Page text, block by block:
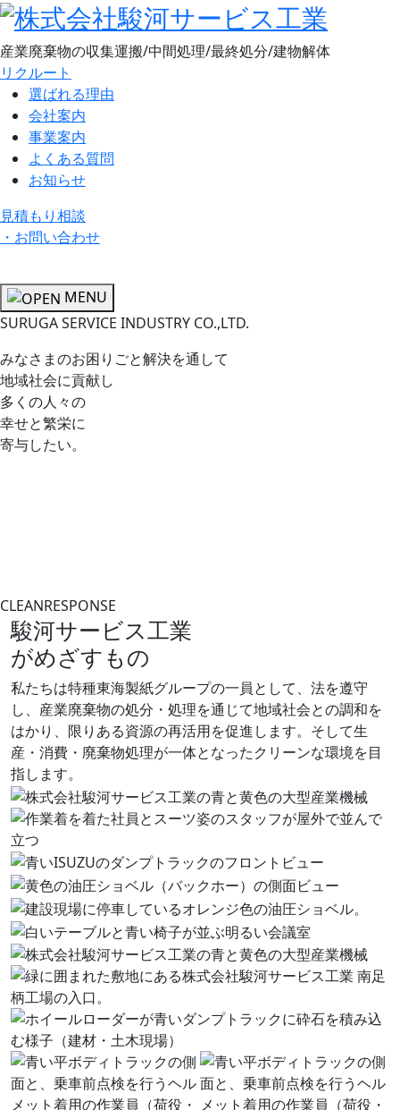
産業廃棄物の収集運搬/中間処理/最終処分/建物解体
リクルート
選ばれる理由
会社案内
事業案内
よくある質問
お知らせ
見積もり相談
・ お問い合わせ
MENU
SURUGA SERVICE INDUSTRY CO.,LTD.
みなさまのお困りごと解決を通して
地域社会に貢献し
多くの人々の
幸せと繁栄に
寄与したい。
CLEANRESPONSE
駿河サービス工業
がめざすもの
私たちは特種東海製紙グループの一員として、法を遵守
し、産業廃棄物の処分・処理を通じて地域社会との調和を
はかり、限りある資源の再活用を促進します。そして生
産・消費・廃棄物処理が一体となったクリーンな環境を目
指します。